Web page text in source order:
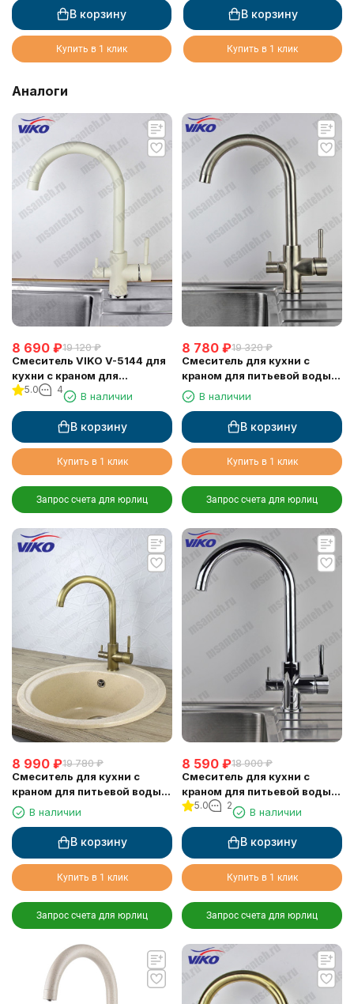
В корзину
Купить в 1 клик
Silver (латунь)В корзину
Купить в 1 клик
Аналоги
8 690 ₽19 120 ₽
Смеситель VIKO V-5144 для
кухни с краном для
питьевой воды
5.0 4
В наличии
В корзину
Купить в 1 клик
Запрос счета для юрлиц
8 780 ₽19 320 ₽
Смеситель для кухни с
краном для питьевой воды
VIKO V-5154
В наличии
В корзину
Купить в 1 клик
Запрос счета для юрлиц
8 990 ₽19 780 ₽
Смеситель для кухни с
краном для питьевой воды
VIKO V-5164
В наличии
В корзину
Купить в 1 клик
Запрос счета для юрлиц
8 590 ₽18 900 ₽
Смеситель для кухни с
краном для питьевой воды
VIKO V-5104
5.0 2
В наличии
В корзину
Купить в 1 клик
Запрос счета для юрлиц